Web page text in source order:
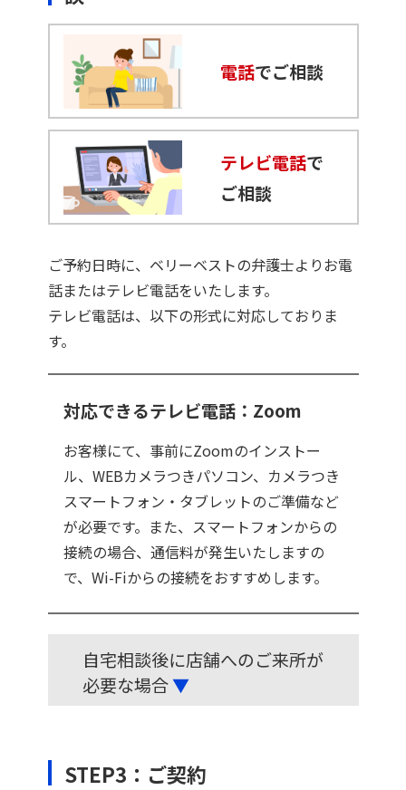
電話でご相談
テレビ電話で
ご相談
ご予約日時に、ベリーベストの弁護士よりお電
話またはテレビ電話をいたします。
テレビ電話は、以下の形式に対応しておりま
す。
対応できるテレビ電話：Zoom
お客様にて、事前にZoomのインストー
ル、WEBカメラつきパソコン、カメラつき
スマートフォン・タブレットのご準備など
が必要です。また、スマートフォンからの
接続の場合、通信料が発生いたしますの
で、Wi-Fiからの接続をおすすめします。
自宅相談後に店舗へのご来所が
必要な場合▼
STEP3：ご契約